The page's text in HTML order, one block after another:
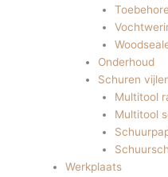
Onderhoud
Schuren
Multitool
Multitool
Werkplaats